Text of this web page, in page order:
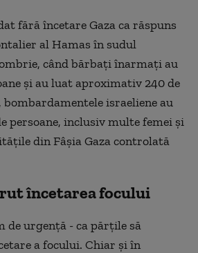
fără încetare Gaza ca răspuns
al Hamas în sudul
când bărbaţi înarmaţi au
şi au luat aproximativ 240 de
israeliene au
persoane, inclusiv multe femei şi
din Fâşia Gaza controlată
încetarea focului
de urgenţă - ca părţile să
a focului. Chiar şi în